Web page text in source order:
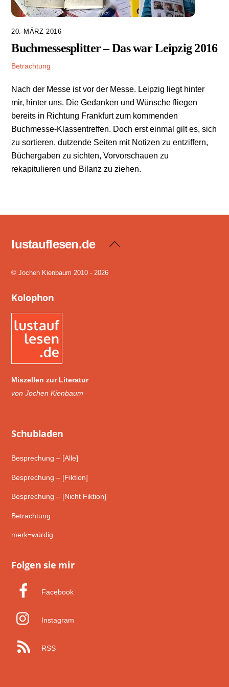
20. MÄRZ 2016
Buchmessesplitter – Das war Leipzig 2016
Betrachtung
Nach der Messe ist vor der Messe. Leipzig liegt hinter
mir, hinter uns. Die Gedanken und Wünsche fliegen
bereits in Richtung Frankfurt zum kommenden
Buchmesse-Klassentreffen. Doch erst einmal gilt es, sich
zu sortieren, dutzende Seiten mit Notizen zu entziffern,
Büchergaben zu sichten, Vorvorschauen zu
rekapitulieren und Bilanz zu ziehen.
Back
lustauflesen.de
© Jochen Kienbaum 2010 - 2026
Kolophon
Miszellen zur Literatur
von Jochen Kienbaum
Schub­laden
Besprechung – [Alle]
Besprechung – [Fiktion]
Besprechung – [Nicht Fiktion]
Betrachtung
merk=würdig
Folgen sie mir
Facebook
Instagram
RSS